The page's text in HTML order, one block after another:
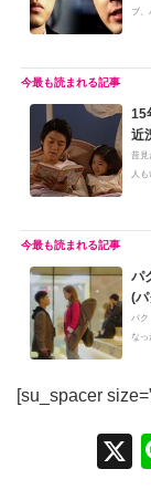
ブ、
15
近
昔見
人
パ
(
パ
なっ
[su_spacer